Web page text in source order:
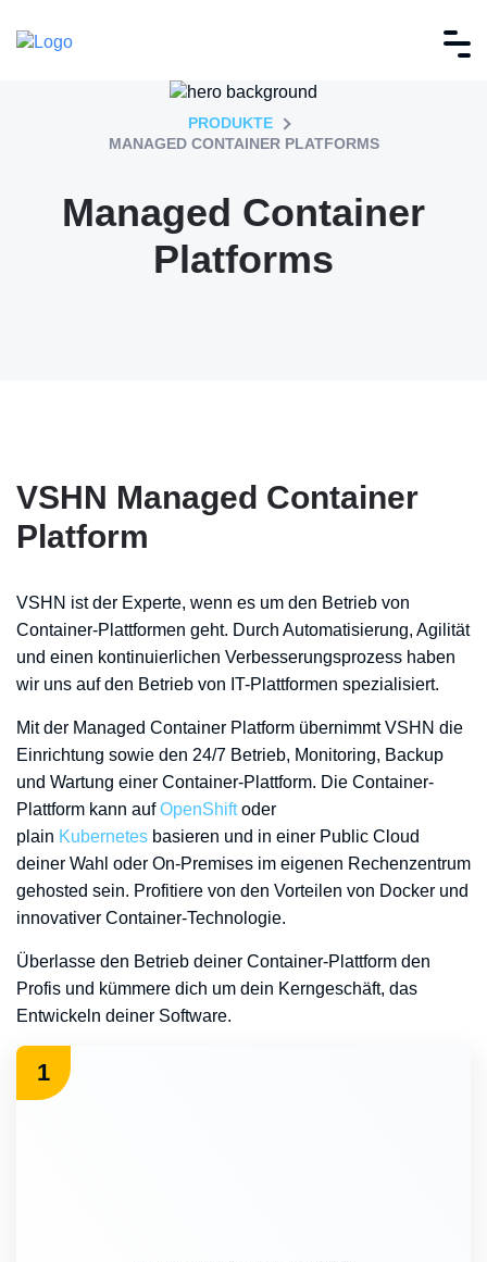
PRODUKTE
MANAGED CONTAINER PLATFORMS
Managed Container
Platforms
VSHN Managed Container
Platform
VSHN ist der Experte, wenn es um den Betrieb von
Container-Plattformen geht. Durch Automatisierung, Agilität
und einen kontinuierlichen Verbesserungsprozess haben
wir uns auf den Betrieb von IT-Plattformen spezialisiert.
Mit der Managed Container Platform übernimmt VSHN die
Einrichtung sowie den 24/7 Betrieb, Monitoring, Backup
und Wartung einer Container-Plattform. Die Container-
Plattform kann aufOpenShiftoder
plain Kubernetes basieren und in einer Public Cloud
deiner Wahl oder On-Premises im eigenen Rechenzentrum
gehosted sein. Profitiere von den Vorteilen von Docker und
innovativer Container-Technologie.
Überlasse den Betrieb deiner Container-Plattform den
Profis und kümmere dich um dein Kerngeschäft, das
Entwickeln deiner Software.
1